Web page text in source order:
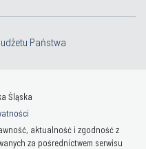
Państwa
Śląska
aktualność i zgodność z
za pośrednictwem serwisu